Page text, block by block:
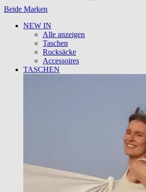
Beide Marken
NEW IN
Alle anzeigen
Taschen
Rucksäcke
Accessoires
TASCHEN